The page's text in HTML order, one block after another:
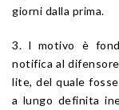
giorni dalla prima.
3. l motivo è
notifica al
lite, del quale
a lungo definita